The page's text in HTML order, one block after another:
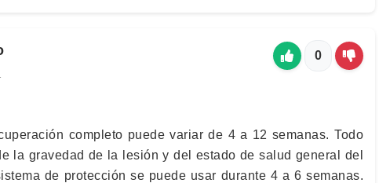
0
completo puede variar de 4 a 12 semanas. Todo
la gravedad de la lesión y del estado de salud general del
de protección se puede usar durante 4 a 6 semanas.